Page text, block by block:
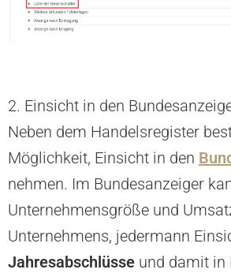
2. Einsicht in den
Neben dem Handelsregister
Möglichkeit, Einsicht in den
nehmen. Im Bundesanzeiger
Unternehmensgröße und
Unternehmens, jedermann
Jahresabschlüsse und damit in